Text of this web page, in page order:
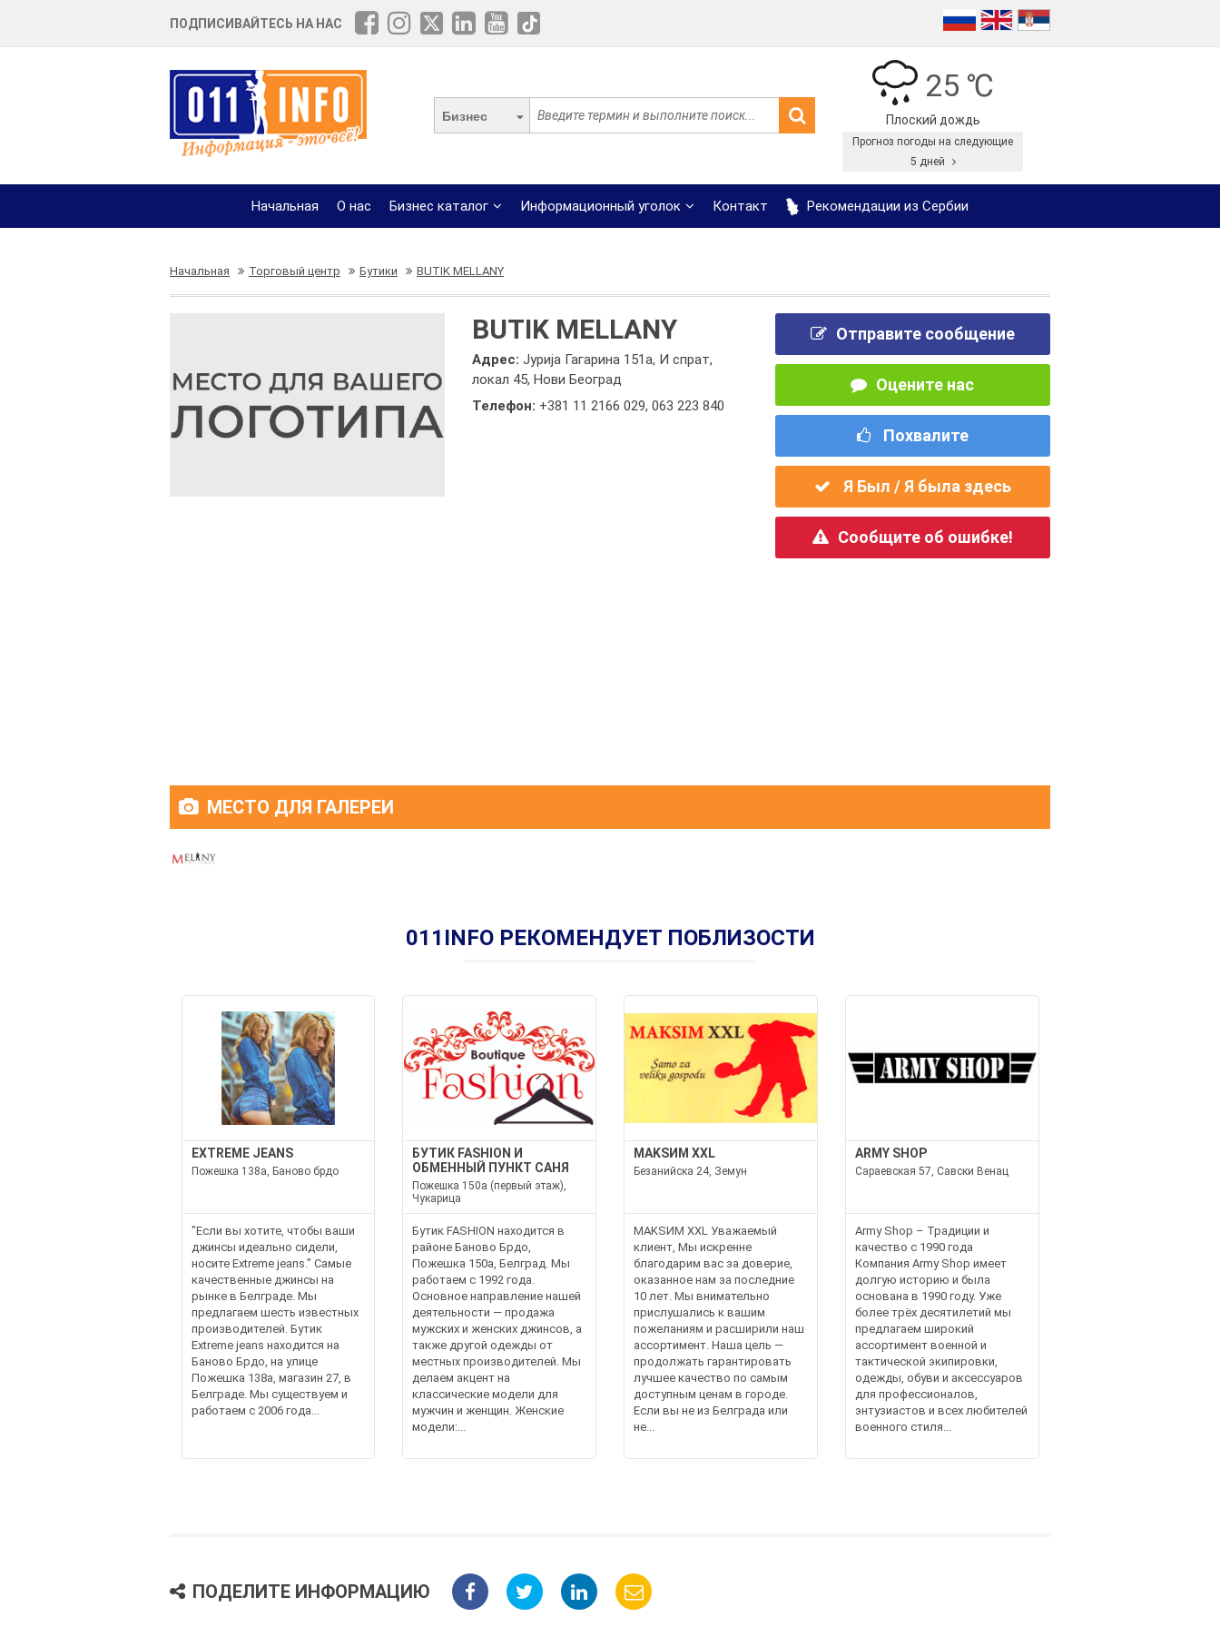
ПОДПИСИВАЙТЕСЬ НА НАС
Бизнес
25 ℃
Плоский дождь
Прогноз погоды на следующие
5 дней
Начальная О нас Бизнес каталог Информационный уголок Контакт Рекомендации из Сербии
Начальная Торговый центр Бутики BUTIK MELLANY
BUTIK MELLANY
Адрес:Јурија Гагарина 151а, И спрат,
локал 45, Нови Београд
Телефон: +381 11 2166 029,063 223 840
Отправите сообщение
Оцените нас
Похвалите
Я Был / Я была здесь
Сообщите об ошибке!
МЕСТО ДЛЯ ГАЛЕРЕИ
011INFO РЕКОМЕНДУЕТ ПОБЛИЗОСТИ
EXTREME JEANS
Пожешка 138а, Баново брдо
"Если вы хотите, чтобы ваши
джинсы идеально сидели,
носите Extreme jeans." Самые
качественные джинсы на
рынке в Белграде. Мы
предлагаем шесть известных
производителей. Бутик
Extreme jeans находится на
Баново Брдо, на улице
Пожешка 138а, магазин 27, в
Белграде. Мы существуем и
работаем с 2006 года...
БУТИК FASHION И
ОБМЕННЫЙ ПУНКТ САНЯ
Пожешка 150а (первый этаж),
Чукарица
Бутик FASHION находится в
районе Баново Брдо,
Пожешка 150а, Белград. Мы
работаем с 1992 года.
Основное направление нашей
деятельности — продажа
мужских и женских джинсов, а
также другой одежды от
местных производителей. Мы
делаем акцент на
классические модели для
мужчин и женщин. Женские
модели:...
МАKSИМ XXL
Безанийска 24, Земун
МАKSИМ XXL Уважаемый
клиент, Мы искренне
благодарим вас за доверие,
оказанное нам за последние
10 лет. Мы внимательно
прислушались к вашим
пожеланиям и расширили наш
ассортимент. Наша цель —
продолжать гарантировать
лучшее качество по самым
доступным ценам в городе.
Если вы не из Белграда или
не...
ARMY SHOP
Сараевская 57, Савски Венац
Army Shop – Традиции и
качество с 1990 года
Компания Army Shop имеет
долгую историю и была
основана в 1990 году. Уже
более трёх десятилетий мы
предлагаем широкий
ассортимент военной и
тактической экипировки,
одежды, обуви и аксессуаров
для профессионалов,
энтузиастов и всех любителей
военного стиля...
ПОДЕЛИТЕ ИНФОРМАЦИЮ